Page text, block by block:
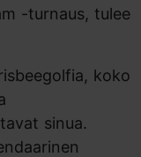
-turnaus, tulee
koko
sinua.